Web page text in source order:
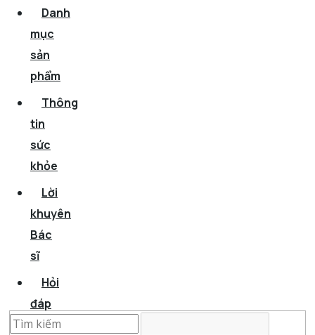
Danh
mục
sản
phẩm
Thông
tin
sức
khỏe
Lời
khuyên
Bác
sĩ
Hỏi
đáp